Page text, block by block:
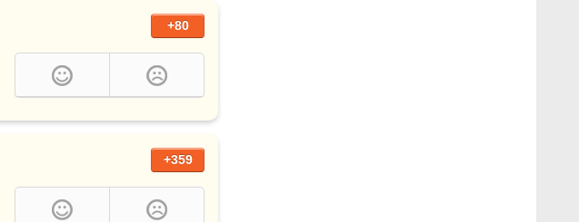
+80
+359